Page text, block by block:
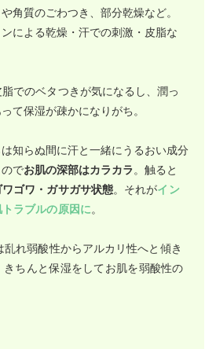
角質のごわつき、部分乾燥など。
による乾燥・汗での刺激・皮脂な
でのベタつきが気になるし、潤っ
て保湿が疎かになりがち。
知らぬ間に汗と一緒にうるおい成分
でお肌の深部はカラカラ 。 触ると
ワゴワ・ガサガサ状態。それがイン
ラブルの原因に。
乱れ弱酸性からアルカリ性へと 傾き
ちんと保湿をしてお肌を弱酸性の